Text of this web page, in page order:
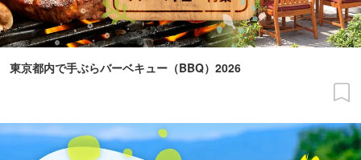
東京都内で手ぶらバーベキュー（BBQ）2026